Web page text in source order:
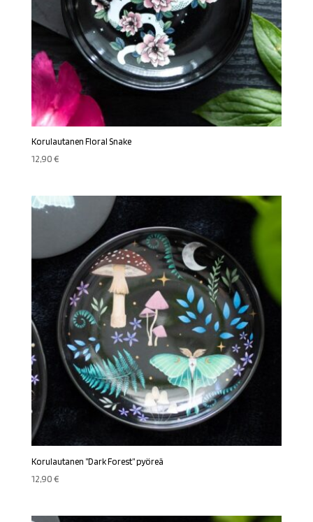
Korulautanen Floral Snake
12,90€
Korulautanen ”Dark Forest” pyöreä
12,90€